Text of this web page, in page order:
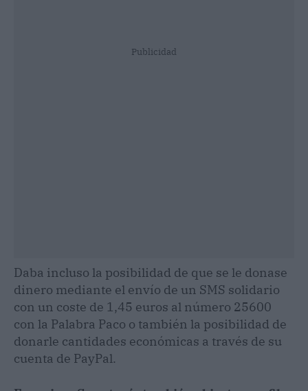
Publicidad
Daba incluso la posibilidad de que se le donase
dinero mediante el envío de un SMS solidario
con un coste de 1,45 euros al número 25600
con la Palabra Paco o también la posibilidad de
donarle cantidades económicas a través de su
cuenta de PayPal.